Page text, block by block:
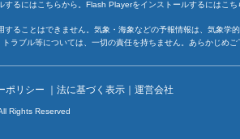
するには こちらから。Flash Playerをインストールするには こち
することはできません。気象・海象などの予報情報は、気象
ラブル等については、一切の責任を持ちません。あらかじめ
ポリシー ｜ 法に基づく表示 ｜ 運営会社
Rights Reserved